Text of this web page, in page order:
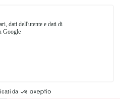
interessare
una persona speciale